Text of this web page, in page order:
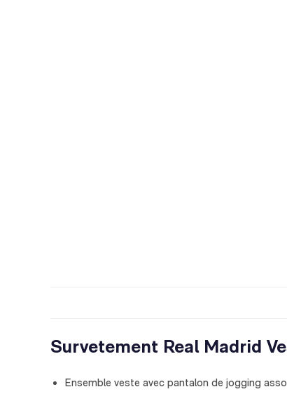
Survetement Real Madrid
Ensemble veste avec pantalon de jogging